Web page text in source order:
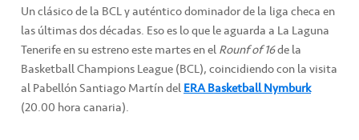
Un clásico de la BCL y auténtico dominador de la liga checa en
las últimas dos décadas. Eso es lo que le aguarda a La Laguna
Tenerife en su estreno este martes en elRounf of 16de la
Basketball Champions League (BCL), coincidiendo con la visita
al Pabellón Santiago Martín delERA Basketball Nymburk
(20.00 hora canaria).